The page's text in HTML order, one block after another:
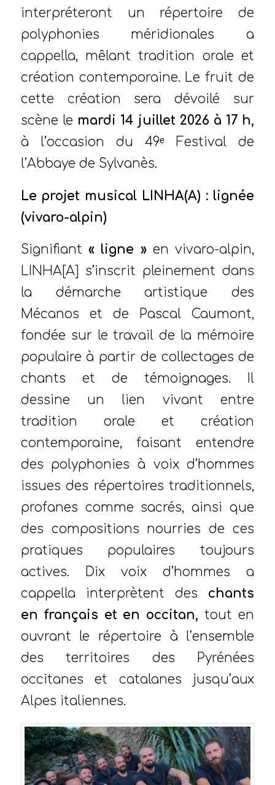
interpréteront un répertoire de
polyphonies méridionales a
cappella, mêlant tradition orale et
création contemporaine. Le fruit de
cette création sera dévoilé sur
scène le mardi 14 juillet 2026 à 17 h,
à l’occasion du 49ᵉ Festival de
l’Abbaye de Sylvanès.
Le projet musical LINHA(A) : lignée
(vivaro-alpin)
Signifiant « ligne »en vivaro-alpin,
LINHA[A] s’inscrit pleinement dans
la démarche artistique des
Mécanos et de Pascal Caumont,
fondée sur le travail de la mémoire
populaire à partir de collectages de
chants et de témoignages. Il
dessine un lien vivant entre
tradition orale et création
contemporaine, faisant entendre
des polyphonies à voix d’hommes
issues des répertoires traditionnels,
profanes comme sacrés, ainsi que
des compositions nourries de ces
pratiques populaires toujours
actives. Dix voix d’hommes a
cappella interprètent des chants
en français et en occitan, tout en
ouvrant le répertoire à l’ensemble
des territoires des Pyrénées
occitanes et catalanes jusqu’aux
Alpes italiennes.